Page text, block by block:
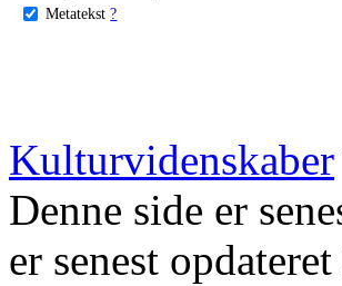
Metatekst ?
Kulturvidenskaber
Denne side er
er senest